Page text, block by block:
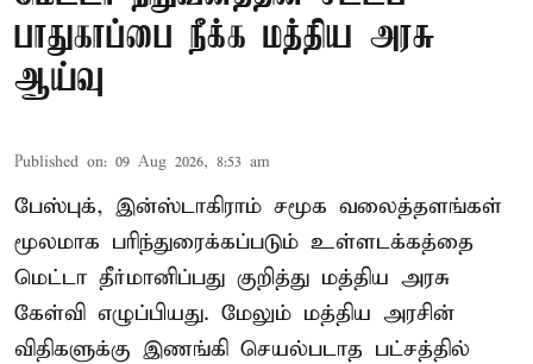
பாதுகாப்பை நீக்க மத்திய அரசு
ஆய்வு
Published on: 09 Aug 2026, 8:53 am
பேஸ்புக், இன்ஸ்டாகிராம் சமூக வலைத்தளங்கள்
மூலமாக பரிந்துரைக்கப்படும் உள்ளடக்கத்தை
மெட்டா தீர்மானிப்பது குறித்து மத்திய அரசு
கேள்வி எழுப்பியது. மேலும் மத்திய அரசின்
விதிகளுக்கு இணங்கி செயல்படாத பட்சத்தில்